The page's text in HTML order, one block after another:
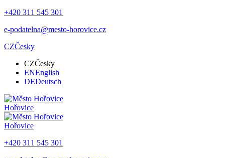
+420 311 545 301
e-podatelna@mesto-horovice.cz
CZČesky
CZČesky
ENEnglish
DEDeutsch
Hořovice
Hořovice
+420 311 545 301